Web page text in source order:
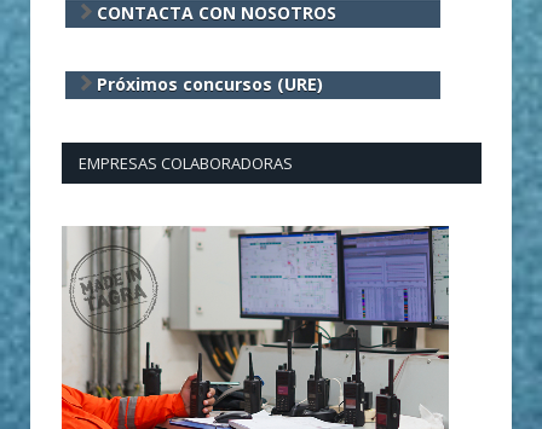
CONTACTA CON NOSOTROS
Próximos concursos (URE)
EMPRESAS COLABORADORAS